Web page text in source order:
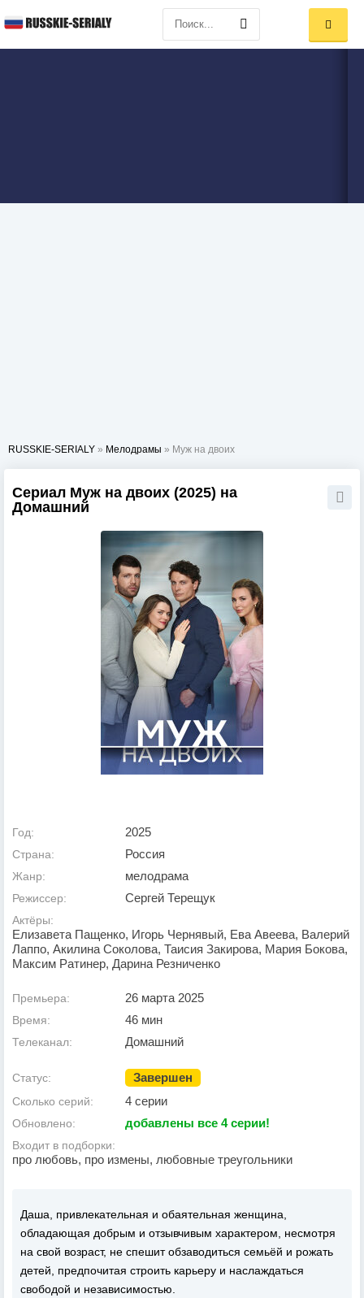
RUSSKIE-SERIALY » Мелодрамы » Муж на двоих
Сериал Муж на двоих (2025) на
Домашний
Год: 2025
Страна: Россия
Жанр: мелодрама
Режиссер: Сергей Терещук
Актёры:
Елизавета Пащенко, Игорь Чернявый, Ева Авеева, Валерий
Лаппо, Акилина Соколова, Таисия Закирова, Мария Бокова,
Максим Ратинер, Дарина Резниченко
Премьера: 26 марта 2025
Время: 46 мин
Телеканал: Домашний
Статус: Завершен
Сколько серий: 4 серии
Обновлено: добавлены все 4 серии!
Входит в подборки:
про любовь, про измены, любовные треугольники
Даша, привлекательная и обаятельная женщина,
обладающая добрым и отзывчивым характером, несмотря
на свой возраст, не спешит обзаводиться семьёй и рожать
детей, предпочитая строить карьеру и наслаждаться
свободой и независимостью.